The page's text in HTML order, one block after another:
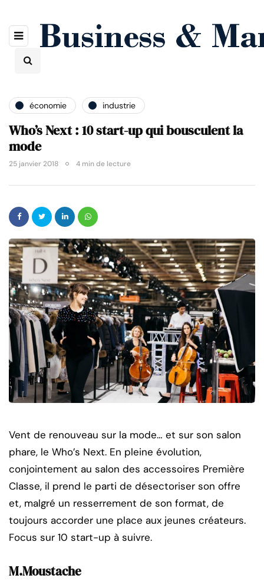
économie industrie
Who’s Next : 10 start-up qui bousculent la
mode
25 janvier 2018 4 min de lecture
Vent de renouveau sur la mode… et sur son salon
phare, le Who’s Next. En pleine évolution,
conjointement au salon des accessoires Première
Classe, il prend le parti de désectoriser son offre
et, malgré un resserrement de son format, de
toujours accorder une place aux jeunes créateurs.
Focus sur 10 start-up à suivre.
M.Moustache